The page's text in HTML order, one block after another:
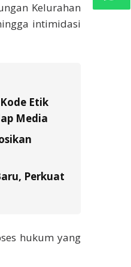
Kelurahan
intimidasi
Etik
Media
Perkuat
hukum yang